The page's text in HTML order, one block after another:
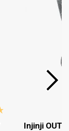
Injinji